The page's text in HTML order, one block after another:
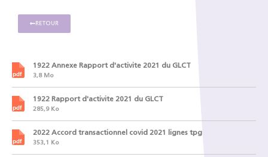
RETOUR
1922 Annexe Rapport d'activite 2021 du GLCT
3,8 Mo
1922 Rapport d'activite 2021 du GLCT
285,9 Ko
2022 Accord transactionnel covid 2021 lignes tpg
353,1 Ko